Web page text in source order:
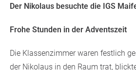
Der Nikolaus besuchte die IGS
Frohe Stunden in der Adventszeit
Die Klassenzimmer waren festlich
der Nikolaus in den Raum trat,